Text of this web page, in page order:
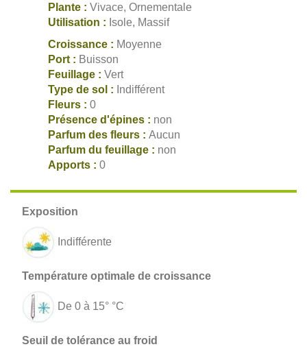
Plante : Vivace, Ornementale
Utilisation : Isole, Massif
Croissance : Moyenne
Port : Buisson
Feuillage : Vert
Type de sol : Indifférent
Fleurs : 0
Présence d'épines : non
Parfum des fleurs : Aucun
Parfum du feuillage : non
Apports : 0
Indifférente
De 0 à 15° °C